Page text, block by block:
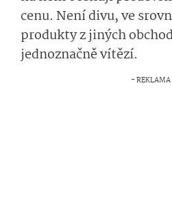
cenu. Není divu, ve
produkty z jiných
jednoznačně vítězí.